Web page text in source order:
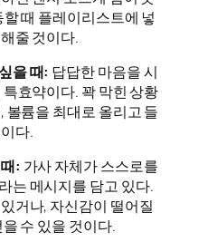
때 플레이리스트에 넣
줄 것이다.
을 때: 답답한 마음을 시
효약이다. 꽉 막힌 상황
볼륨을 최대로 올리고 들
다.
: 가사 자체가 스스로를
는 메시지를 담고 있다.
거나, 자신감이 떨어질
수 있을 것이다.